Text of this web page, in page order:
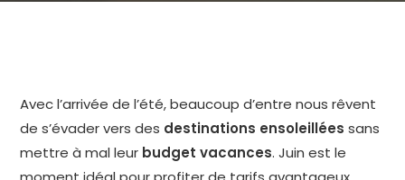
Avec l’arrivée de l’été, beaucoup d’entre nous rêvent
de s’évader vers des destinations ensoleillées sans
mettre à mal leur budget vacances. Juin est le